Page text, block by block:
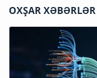
OXŞAR XƏBƏRLƏR